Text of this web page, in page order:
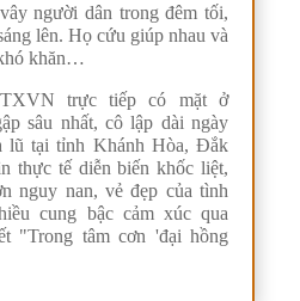
người dân trong đêm tối,
lên. Họ cứu giúp nhau và
khăn…
trực tiếp có mặt ở
sâu nhất, cô lập dài ngày
lũ tại tỉnh Khánh Hòa, Đắk
thực tế diễn biến khốc liệt,
nguy nan, vẻ đẹp của tình
cung bậc cảm xúc qua
"Trong tâm cơn 'đại hồng